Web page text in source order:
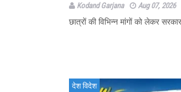
Kodand Garjana Aug 07, 2026
छात्रों की विभिन्न मांगों को लेकर
देश विदेश